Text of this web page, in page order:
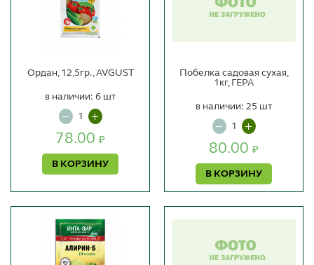
Ордан, 12,5гр., AVGUST
78.00 ₽
В КОРЗИНУ
в наличии: 6 шт
Побелка садовая сухая,
1кг, ГЕРА
80.00 ₽
В КОРЗИНУ
в наличии: 25 шт